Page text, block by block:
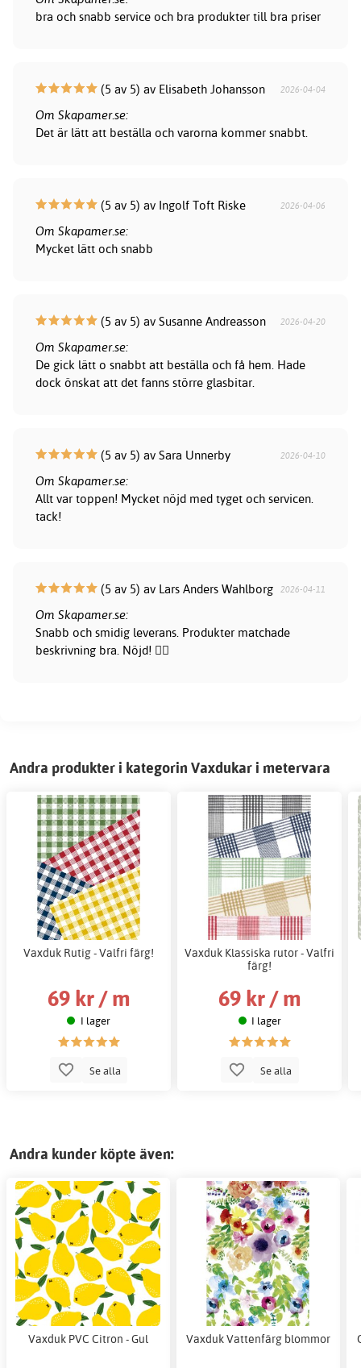
bra och snabb service och bra produkter till bra priser
(5 av 5) av Elisabeth Johansson 2026-04-04
Om Skapamer.se:
Det är lätt att beställa och varorna kommer snabbt.
(5 av 5) av Ingolf Toft Riske 2026-04-06
Om Skapamer.se:
Mycket lätt och snabb
(5 av 5) av Susanne Andreasson 2026-04-20
Om Skapamer.se:
De gick lätt o snabbt att beställa och få hem. Hade
dock önskat att det fanns större glasbitar.
(5 av 5) av Sara Unnerby 2026-04-10
Om Skapamer.se:
Allt var toppen! Mycket nöjd med tyget och servicen.
tack!
(5 av 5) av Lars Anders Wahlborg 2026-04-11
Om Skapamer.se:
Snabb och smidig leverans. Produkter matchade
beskrivning bra. Nöjd! 👍🏻
Andra produkter i kategorin Vaxdukar i metervara
Vaxduk Rutig - Valfri färg!
69 kr / m
I lager
Se alla
Vaxduk Klassiska rutor - Valfri
färg!
69 kr / m
I lager
Se alla
Andra kunder köpte även:
Vaxduk PVC Citron - Gul Vaxduk Vattenfärg blommor